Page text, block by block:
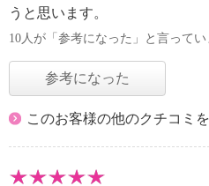
うと思います。
10人が「参考になった」と言ってい
参考になった
このお客様の他のクチコミ